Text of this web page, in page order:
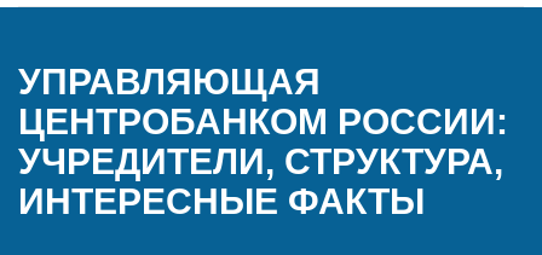
УПРАВЛЯЮЩАЯ
ЦЕНТРОБАНКОМ РОССИИ:
УЧРЕДИТЕЛИ, СТРУКТУРА,
ИНТЕРЕСНЫЕ ФАКТЫ